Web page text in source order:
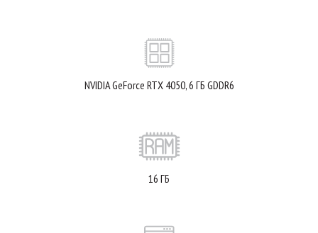
NVIDIA GeForce RTX 4050, 6 ГБ GDDR6
16 ГБ